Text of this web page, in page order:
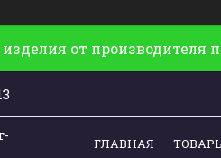
от
ГЛАВНАЯ